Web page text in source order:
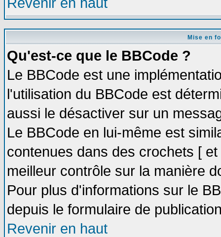
Mise en
Qu'est-ce que le BBCode ?
Le BBCode est une
l'utilisation du BBCode est
aussi le désactiver sur un
Le BBCode en lui-même est
contenues dans des crochets [
meilleur contrôle sur la manière
Pour plus d'informations sur le
depuis le formulaire de
Revenir en haut